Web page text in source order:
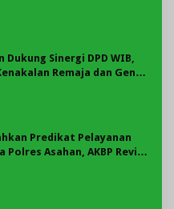
Dukung Sinergi DPD WIB,
Remaja dan Geng
Predikat Pelayanan
Polres Asahan, AKBP Revi